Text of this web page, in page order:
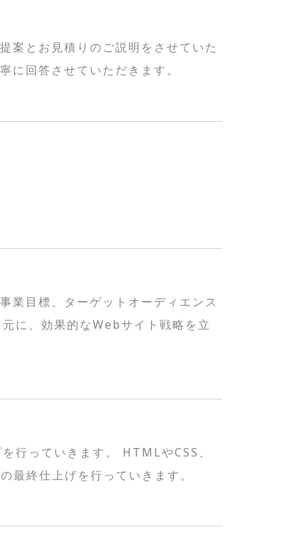
案とお見積りのご説明をさせていた
に回答させていただきます。
業目標、ターゲットオーディエンス
に、効果的なWebサイト戦略を立
行っていきます。 HTMLやCSS、
終仕上げを行っていきます。